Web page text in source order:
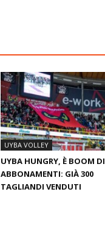
UYBA VOLLEY
UYBA HUNGRY, È BOOM DI
ABBONAMENTI: GIÀ 300
TAGLIANDI VENDUTI